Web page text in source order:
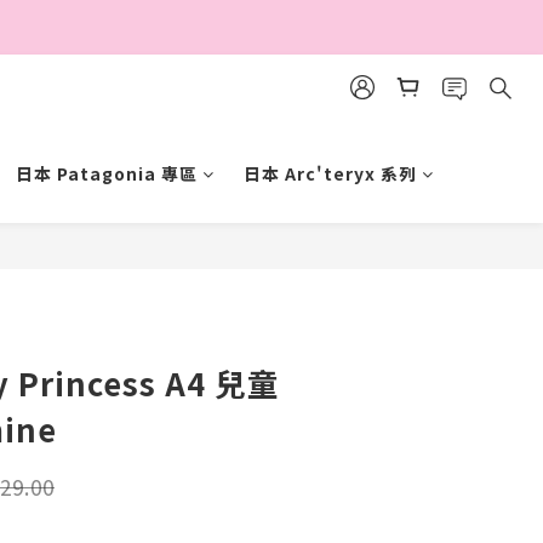
日本 Patagonia 專區 日本 Arc'teryx 系列
Princess A4 兒童